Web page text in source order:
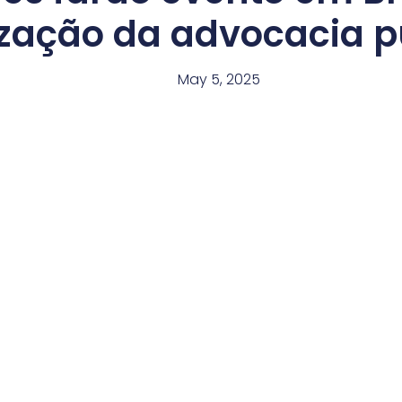
da advocacia
May 5, 2025